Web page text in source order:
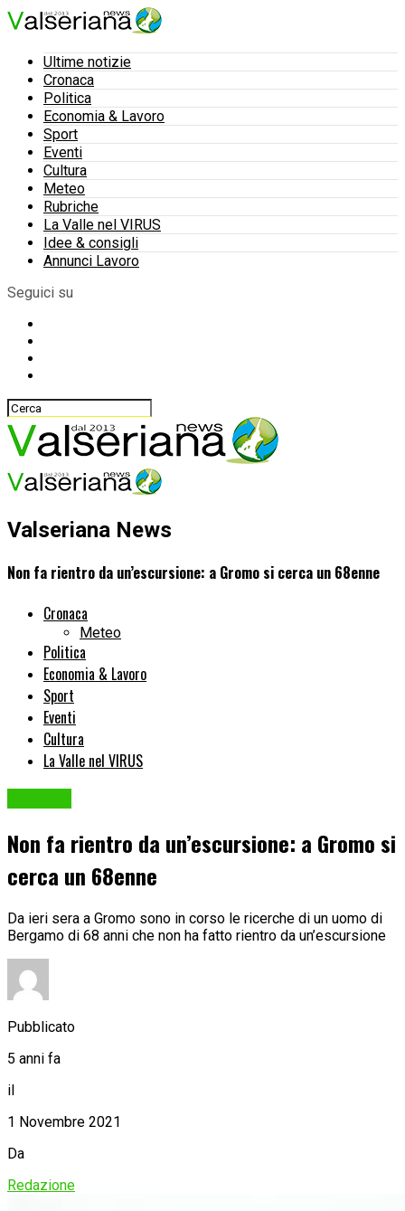
Ultime notizie
Cronaca
Politica
Economia & Lavoro
Sport
Eventi
Cultura
Meteo
Rubriche
La Valle nel VIRUS
Idee & consigli
Annunci Lavoro
Seguici su
Valseriana News
Non fa rientro da un’escursione: a Gromo si cerca un 68enne
Cronaca
Meteo
Politica
Economia & Lavoro
Sport
Eventi
Cultura
La Valle nel VIRUS
Non fa rientro da un’escursione: a Gromo si
cerca un 68enne
Da ieri sera a Gromo sono in corso le ricerche di un uomo di
Bergamo di 68 anni che non ha fatto rientro da un’escursione
Pubblicato
5 anni fa
il
1 Novembre 2021
Da
Redazione